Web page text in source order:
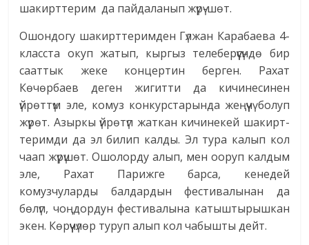
шакирттерим да пайдаланып жүрү­-шөт.
Ошондогу шакирттеримден Гүлжан Карабаева 4-
класста окуп жатып, кыргыз телеберүүсүндө бир
сааттык жеке концертин берген. Рахат
Көчөрбаев деген жигитти да кичинесинен
үйрөттүм эле, комуз кон­курс­тарында жеңүүчү болуп
жүрөт. Азыркы үйрөтүп жаткан кичинекей шакирт­
теримди да эл билип калды. Эл тура калып кол
чаап жүрүшөт. Ошолорду алып, мен ооруп калдым
эле, Рахат Парижге барса, кенедей
комузчуларды балдардын фестивалынан да
бөлүп, чоңдордун фестивалына катыштырышкан
экен. Көрүүчүлөр туруп алып кол чабышты дейт.